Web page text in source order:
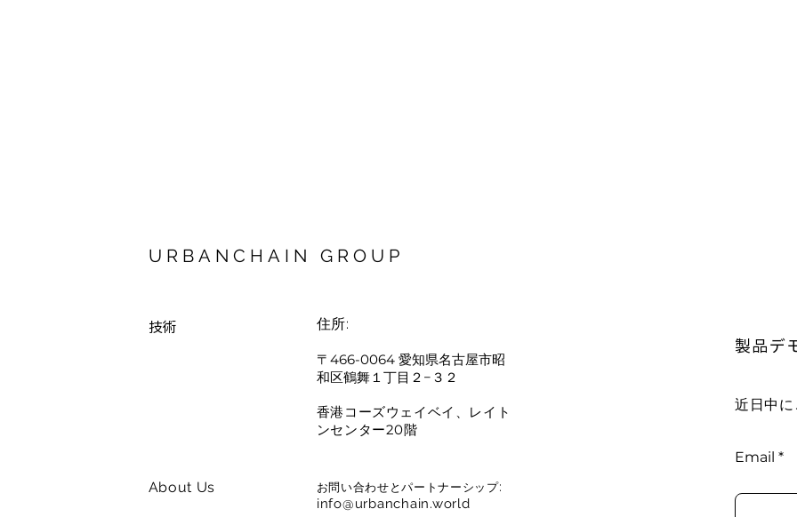
URBANCHAIN GROUP
技術 住所:
〒466-0064 愛知県名古屋市昭
和区鶴舞１丁目２−３２
香港コーズウェイベイ、レイト
ンセンター20階
About Us お問い合わせとパートナーシップ:
info@urbanchain.world
製品デ
近日中に
Email